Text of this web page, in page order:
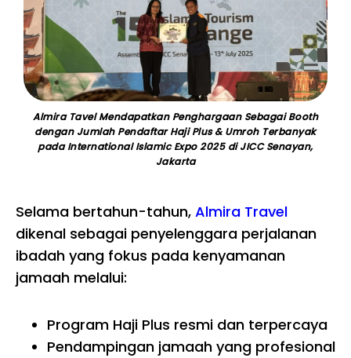
Almira Tavel Mendapatkan Penghargaan Sebagai Booth
dengan Jumlah Pendaftar Haji Plus & Umroh Terbanyak
pada International Islamic Expo 2025 di JICC Senayan,
Jakarta
Selama bertahun-tahun, Almira Travel
dikenal sebagai penyelenggara perjalanan
ibadah yang fokus pada kenyamanan
jamaah melalui:
Program Haji Plus resmi dan terpercaya
Pendampingan jamaah yang profesional